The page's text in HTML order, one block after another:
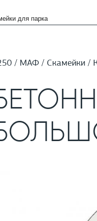
МАФ Скамейки